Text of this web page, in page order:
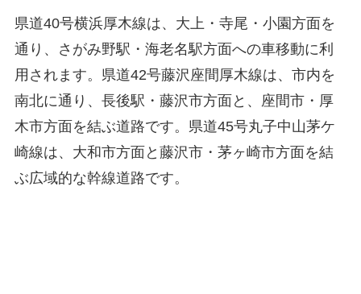
県道40号横浜厚木線は、大上・寺尾・小園方面を
通り、さがみ野駅・海老名駅方面への車移動に利
用されます。県道42号藤沢座間厚木線は、市内を
南北に通り、長後駅・藤沢市方面と、座間市・厚
木市方面を結ぶ道路です。県道45号丸子中山茅ケ
崎線は、大和市方面と藤沢市・茅ヶ崎市方面を結
ぶ広域的な幹線道路です。